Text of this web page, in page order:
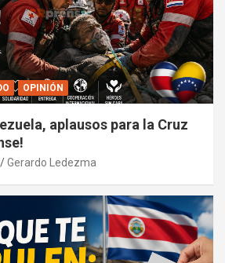
OPINIÓN
aplausos para la Cruz
Gerardo Ledezma